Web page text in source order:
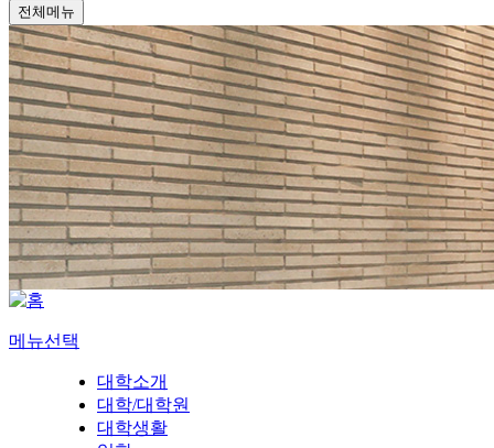
전체메뉴
메뉴선택
대학소개
대학/대학원
대학생활